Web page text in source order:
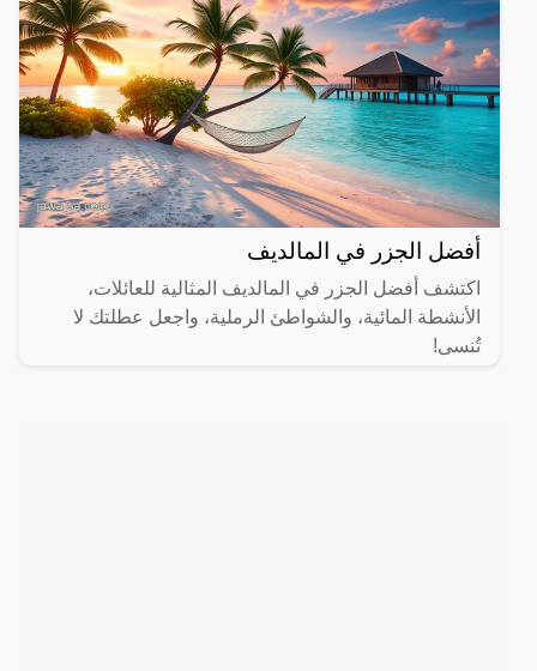
أفضل الجزر في المالديف
اكتشف أفضل الجزر في المالديف المثالية للعائلات،
الأنشطة المائية، والشواطئ الرملية، واجعل عطلتك لا
تُنسى!